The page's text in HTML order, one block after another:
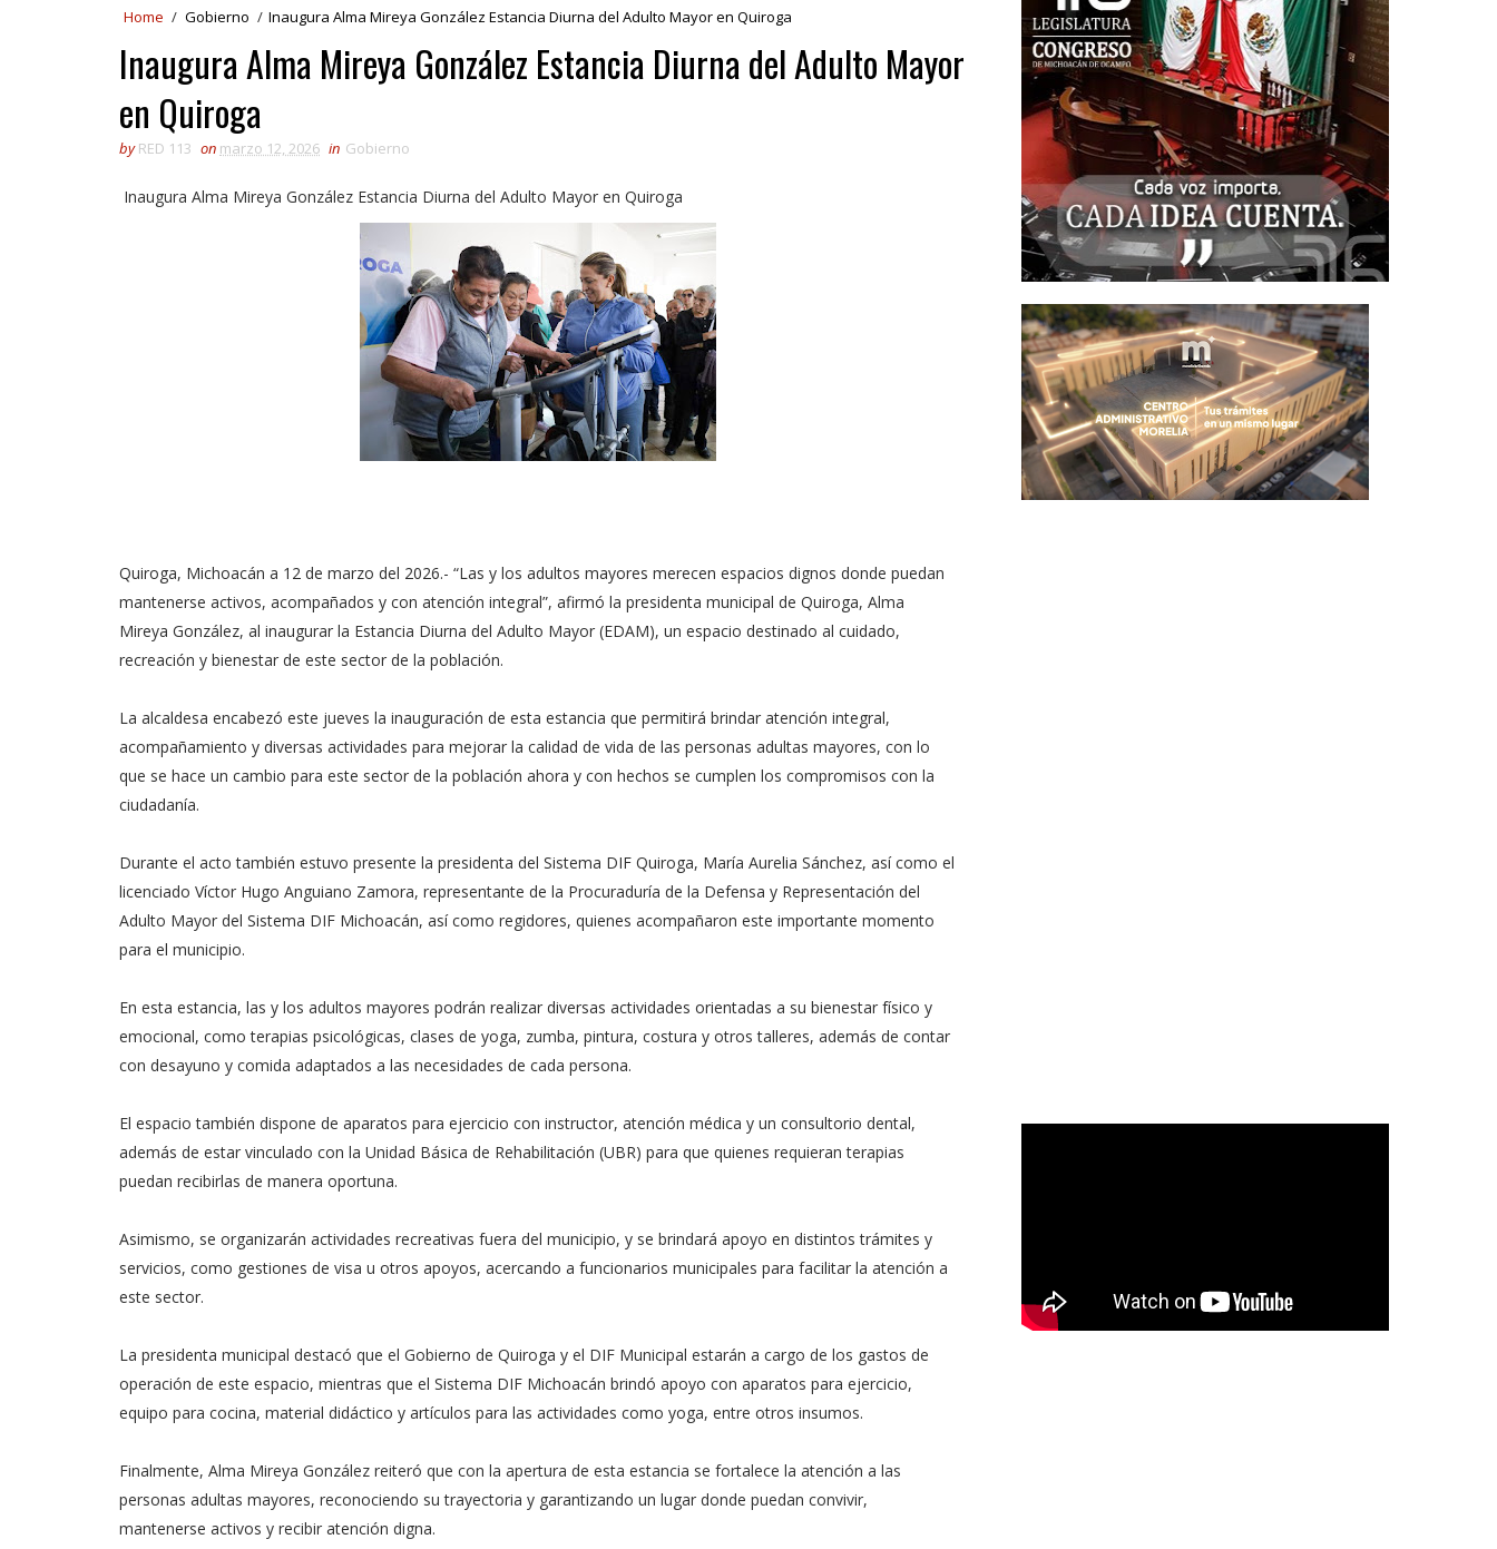
Home / Gobierno / Inaugura Alma Mireya González Estancia Diurna del Adulto Mayor en Quiroga
Inaugura Alma Mireya González Estancia Diurna del Adulto Mayor
en Quiroga
by RED 113 on marzo 12, 2026 in Gobierno
Inaugura Alma Mireya González Estancia Diurna del Adulto Mayor en Quiroga
Quiroga, Michoacán a 12 de marzo del 2026.- “Las y los adultos mayores merecen espacios dignos donde puedan
mantenerse activos, acompañados y con atención integral”, afirmó la presidenta municipal de Quiroga, Alma
Mireya González, al inaugurar la Estancia Diurna del Adulto Mayor (EDAM), un espacio destinado al cuidado,
recreación y bienestar de este sector de la población.
La alcaldesa encabezó este jueves la inauguración de esta estancia que permitirá brindar atención integral,
acompañamiento y diversas actividades para mejorar la calidad de vida de las personas adultas mayores, con lo
que se hace un cambio para este sector de la población ahora y con hechos se cumplen los compromisos con la
ciudadanía.
Durante el acto también estuvo presente la presidenta del Sistema DIF Quiroga, María Aurelia Sánchez, así como el
licenciado Víctor Hugo Anguiano Zamora, representante de la Procuraduría de la Defensa y Representación del
Adulto Mayor del Sistema DIF Michoacán, así como regidores, quienes acompañaron este importante momento
para el municipio.
En esta estancia, las y los adultos mayores podrán realizar diversas actividades orientadas a su bienestar físico y
emocional, como terapias psicológicas, clases de yoga, zumba, pintura, costura y otros talleres, además de contar
con desayuno y comida adaptados a las necesidades de cada persona.
El espacio también dispone de aparatos para ejercicio con instructor, atención médica y un consultorio dental,
además de estar vinculado con la Unidad Básica de Rehabilitación (UBR) para que quienes requieran terapias
puedan recibirlas de manera oportuna.
Asimismo, se organizarán actividades recreativas fuera del municipio, y se brindará apoyo en distintos trámites y
servicios, como gestiones de visa u otros apoyos, acercando a funcionarios municipales para facilitar la atención a
este sector.
La presidenta municipal destacó que el Gobierno de Quiroga y el DIF Municipal estarán a cargo de los gastos de
operación de este espacio, mientras que el Sistema DIF Michoacán brindó apoyo con aparatos para ejercicio,
equipo para cocina, material didáctico y artículos para las actividades como yoga, entre otros insumos.
Finalmente, Alma Mireya González reiteró que con la apertura de esta estancia se fortalece la atención a las
personas adultas mayores, reconociendo su trayectoria y garantizando un lugar donde puedan convivir,
mantenerse activos y recibir atención digna.